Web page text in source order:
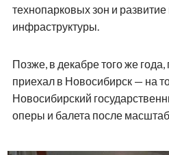
технопарковых зон и развитие
инфраструктуры.
Позже, в декабре того же
приехал в Новосибирск — на
Новосибирский
оперы и балета после